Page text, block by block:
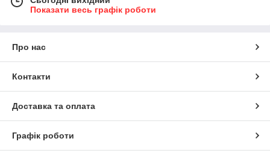
Показати весь графік роботи
Про нас
Контакти
Доставка та оплата
Графік роботи